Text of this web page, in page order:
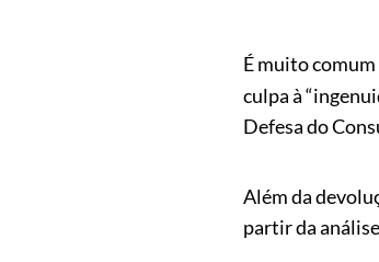
É muito
culpa à
Defesa do
Além da
partir da